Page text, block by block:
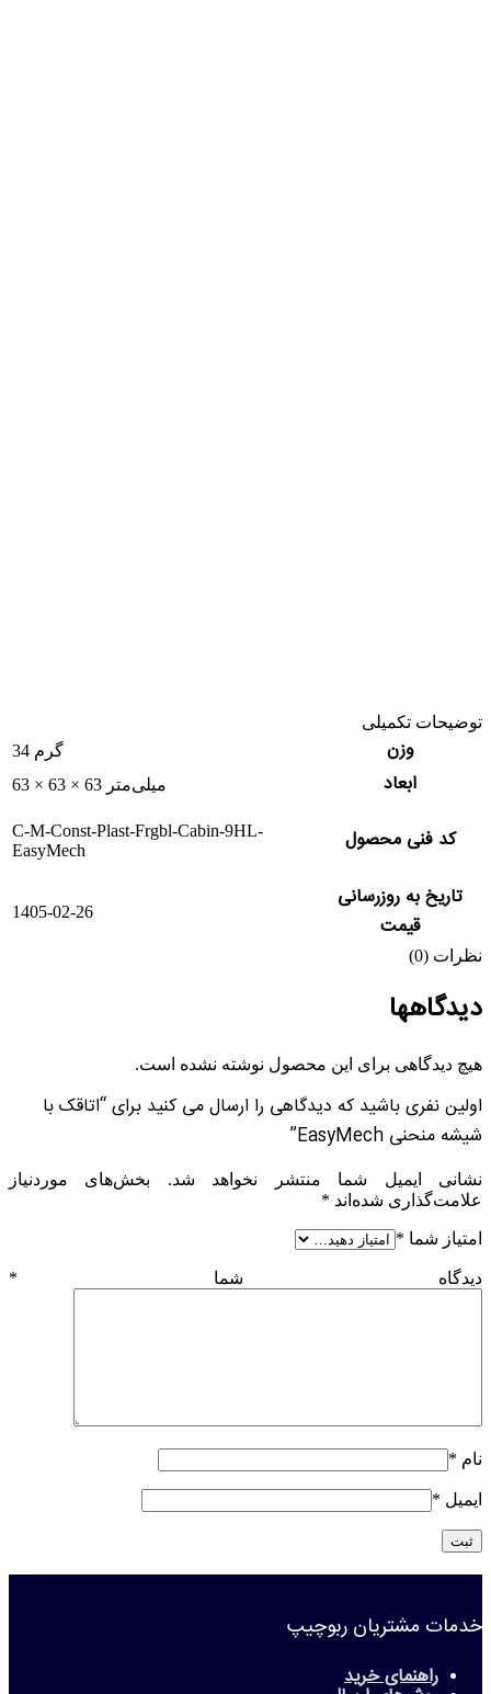
توضیحات تکمیلی
وزن 34 گرم
ابعاد 63 × 63 × 63 میلی‌متر
کد فنی محصول
C-M-Const-Plast-Frgbl-Cabin-9HL-
EasyMech
تاریخ به روزرسانی
قیمت
1405-02-26
نظرات (0)
دیدگاهها
هیچ دیدگاهی برای این محصول نوشته نشده است.
اولین نفری باشید که دیدگاهی را ارسال می کنید برای “اتاقک با
شیشه منحنی EasyMech”
نشانی ایمیل شما منتشر نخواهد شد.
بخش‌های موردنیاز
علامت‌گذاری شده‌اند *
امتیاز شما *
دیدگاه شما *
نام *
ایمیل *
خدمات مشتریان ربوچیپ
راهنمای خرید